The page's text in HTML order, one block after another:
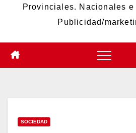
Provinciales. Nacionales
Publicidad/
SOCIEDAD